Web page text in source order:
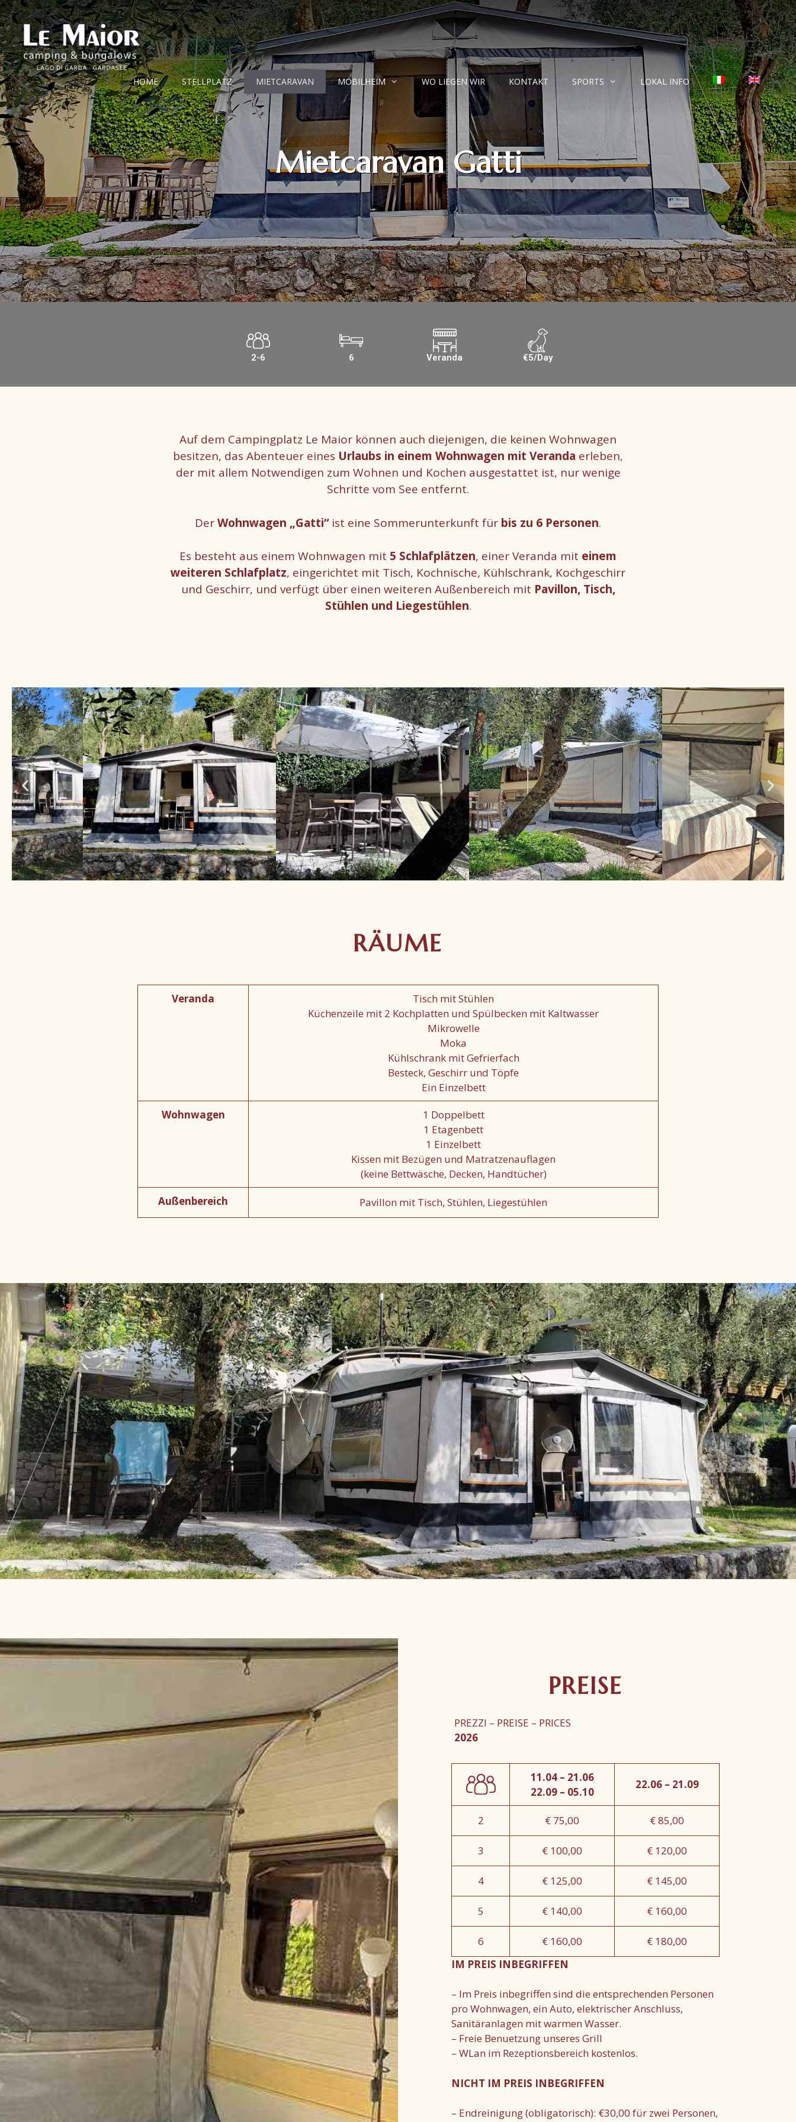
HOME STELLPLATZ MIETCARAVAN MOBILHEIM WO LIEGEN WIR KONTAKT SPORTS LOKAL INFO
Mietcaravan Gatti
2-6 6 Veranda €5/Day
Auf dem Campingplatz Le Maior können auch diejenigen, die keinen Wohnwagen
besitzen, das Abenteuer eines Urlaubs in einem Wohnwagen mit Veranda erleben,
der mit allem Notwendigen zum Wohnen und Kochen ausgestattet ist, nur wenige
Schritte vom See entfernt.
DerWohnwagen „Gatti“ist eine Sommerunterkunft für bis zu 6 Personen.
Es besteht aus einem Wohnwagen mit 5 Schlafplätzen, einer Veranda mit einem
weiteren Schlafplatz, eingerichtet mit Tisch, Kochnische, Kühlschrank, Kochgeschirr
und Geschirr, und verfügt über einen weiteren Außenbereich mit Pavillon, Tisch,
Stühlen und Liegestühlen.
RÄUME
Veranda
Tisch mit Stühlen
Küchenzeile mit 2 Kochplatten und Spülbecken mit Kaltwasser
Mikrowelle
Moka
Kühlschrank mit Gefrierfach
Besteck, Geschirr und Töpfe
Ein Einzelbett
Wohnwagen
1 Doppelbett
1 Etagenbett
1 Einzelbett
Kissen mit Bezügen und Matratzenauflagen
(keine Bettwäsche, Decken, Handtücher)
Außenbereich
Pavillon mit Tisch, Stühlen, Liegestühlen
PREISE
PREZZI – PREISE – PRICES
2026
11.04 – 21.06
22.09 – 05.10
22.06 – 21.09
2 € 75,00 € 85,00
3 € 100,00 € 120,00
4 € 125,00 € 145,00
5 € 140,00 € 160,00
6 € 160,00
€ 180,00
IM PREIS INBEGRIFFEN
– Im Preis inbegriffen sind die entsprechenden Personen
pro Wohnwagen, ein Auto, elektrischer Anschluss,
Sanitäranlagen mit warmen Wasser.
– Freie Benuetzung unseres Grill
– WLan im Rezeptionsbereich kostenlos.
NICHT IM PREIS INBEGRIFFEN
– Endreinigung (obligatorisch): €30,00 für zwei Personen,